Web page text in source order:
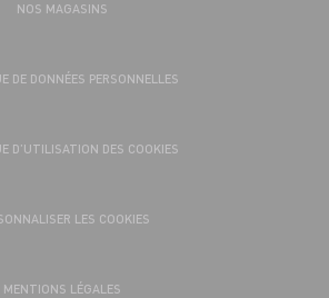
NOS MAGASINS
DE DONNÉES PERSONNELLES
D’UTILISATION DES COOKIES
LES COOKIES
MENTIONS LÉGALES